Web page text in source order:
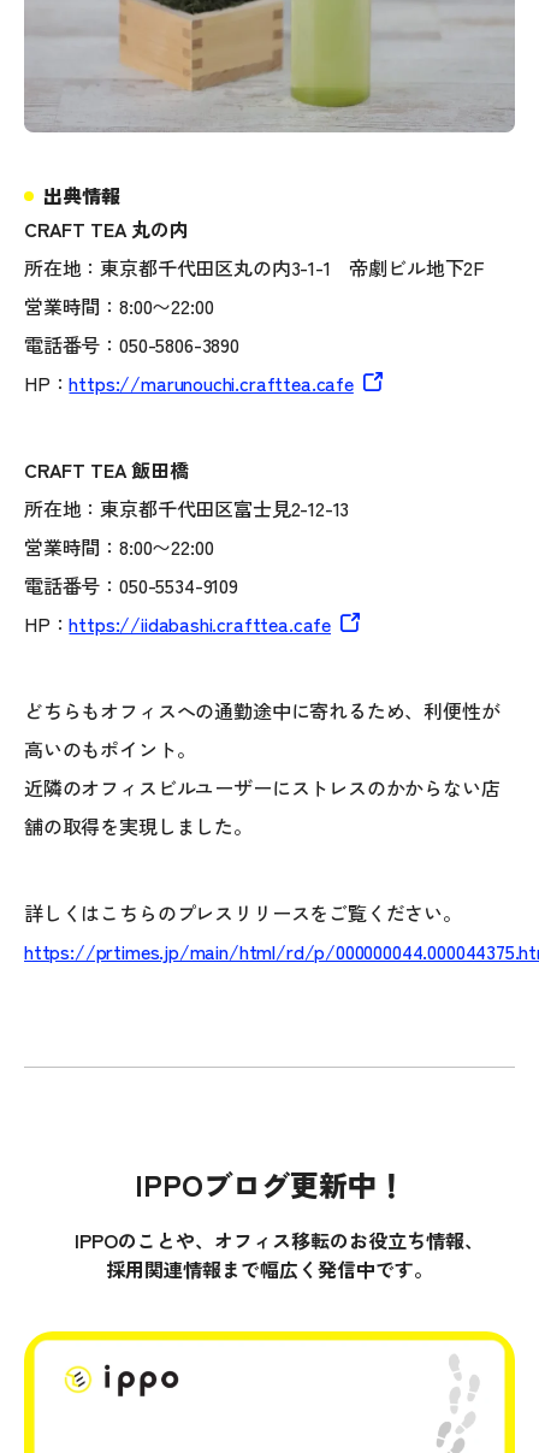
出典情報
CRAFT TEA 丸の内
所在地：東京都千代田区丸の内3-1-1 帝劇ビル地下2F
営業時間：8:00〜22:00
電話番号：050-5806-3890
HP：https://marunouchi.crafttea.cafe
CRAFT TEA 飯田橋
所在地：東京都千代田区富士見2-12-13
営業時間：8:00〜22:00
電話番号：050-5534-9109
HP：https://iidabashi.crafttea.cafe
どちらもオフィスへの通勤途中に寄れるため、利便性が
高いのもポイント。
近隣のオフィスビルユーザーにストレスのかからない店
舗の取得を実現しました。
詳しくはこちらのプレスリリースをご覧ください。
https://prtimes.jp/main/html/rd/p/
IPPOブログ更新中！
IPPOのことや、オフィス移転のお役立ち情報、
採用関連情報まで幅広く発信中です。